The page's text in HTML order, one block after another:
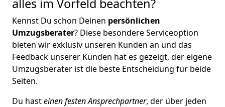
alles im Vorfeld beachten?
Kennst Du schon Deinen persönlichen
Umzugsberater? Diese besondere Serviceoption
bieten wir exklusiv unseren Kunden an und das
Feedback unserer Kunden hat es gezeigt, der eigene
Umzugsberater ist die beste Entscheidung für beide
Seiten.
Du hasteinen festen Ansprechpartner, der über jeden